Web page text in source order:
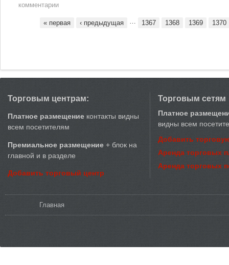
комментарии
« первая ‹ предыдущая … 1367 1368 1369 1370
Торговым центрам:
Платное размещение контакты видны
всем посетителям
Премиальное размещение + блок на
главной и в разделе
Добавить торговый центр
Торговым сетям
Платное
видны всем
Добавить
Аренда торговых
Аренда торговых
Главная